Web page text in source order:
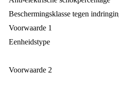
Beschermingsklasse tegen
Voorwaarde 1
Eenheidstype
Voorwaarde 2